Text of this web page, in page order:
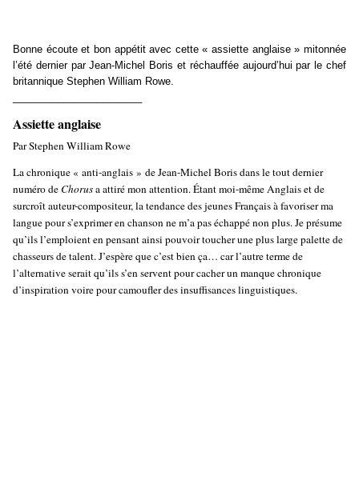
Bonne écoute et bon appétit avec cette « assiette anglaise » mitonnée
l’été dernier par Jean-Michel Boris et réchauffée aujourd’hui par le chef
britannique Stephen William Rowe.
Assiette anglaise
Par Stephen William Rowe
La chronique « anti-anglais » de Jean-Michel Boris dans le tout dernier
numéro de Chorusa attiré mon attention. Étant moi-même Anglais et de
surcroît auteur-compositeur, la tendance des jeunes Français à favoriser ma
langue pour s’exprimer en chanson ne m’a pas échappé non plus. Je présume
qu’ils l’emploient en pensant ainsi pouvoir toucher une plus large palette de
chasseurs de talent. J’espère que c’est bien ça… car l’autre terme de
l’alternative serait qu’ils s’en servent pour cacher un manque chronique
d’inspiration voire pour camoufler des insuffisances linguistiques.